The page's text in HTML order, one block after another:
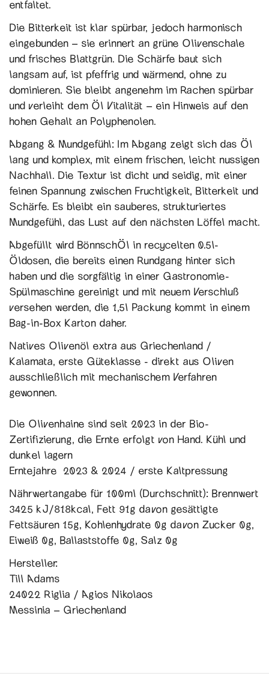
entfaltet.
Die Bitterkeit ist klar spürbar, jedoch harmonisch
eingebunden – sie erinnert an grüne Olivenschale
und frisches Blattgrün. Die Schärfe baut sich
langsam auf, ist pfeffrig und wärmend, ohne zu
dominieren. Sie bleibt angenehm im Rachen spürbar
und verleiht dem Öl Vitalität – ein Hinweis auf den
hohen Gehalt an Polyphenolen.
Abgang & Mundgefühl: Im Abgang zeigt sich das Öl
lang und komplex, mit einem frischen, leicht nussigen
Nachhall. Die Textur ist dicht und seidig, mit einer
feinen Spannung zwischen Fruchtigkeit, Bitterkeit und
Schärfe. Es bleibt ein sauberes, strukturiertes
Mundgefühl, das Lust auf den nächsten Löffel macht.
Abgefüllt wird BönnschÖl in recycelten 0.5l-
Öldosen, die bereits einen Rundgang hinter sich
haben und die sorgfältig in einer Gastronomie-
Spülmaschine gereinigt und mit neuem Verschluß
versehen werden, die 1,5l Packung kommt in einem
Bag-in-Box Karton daher.
Natives Olivenöl extra aus Griechenland /
Kalamata, erste Güteklasse - direkt aus Oliven
ausschließlich mit mechanischem Verfahren
gewonnen.
Die Olivenhaine sind seit 2023 in der Bio-
Zertifizierung, die Ernte erfolgt von Hand. Kühl und
dunkel lagern
Erntejahre 2023 & 2024 / erste Kaltpressung
Nährwertangabe für 100ml (Durchschnitt): Brennwert
3425 kJ/818kcal, Fett 91g davon gesättigte
Fettsäuren 15g, Kohlenhydrate 0g davon Zucker 0g,
Eiweiß 0g, Ballaststoffe 0g, Salz 0g
Hersteller:
Till Adams
24022 Riglia / Agios Nikolaos
Messinia – Griechenland